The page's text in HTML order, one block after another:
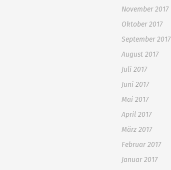
November 2017
Oktober 2017
September 2017
August 2017
Juli 2017
Juni 2017
Mai 2017
April 2017
März 2017
Februar 2017
Januar 2017